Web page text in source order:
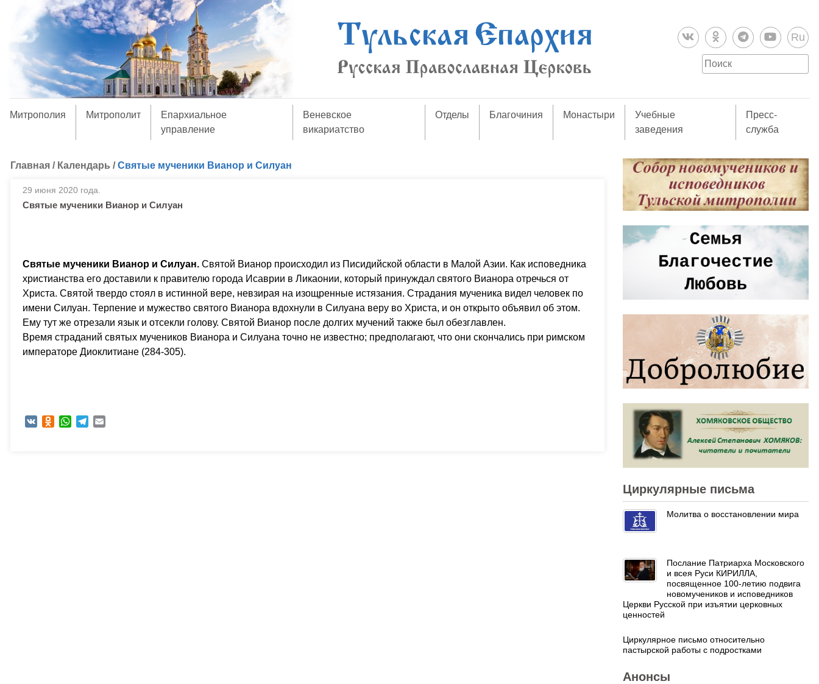
Ru
Митрополия Митрополит
Епархиальное
управление
Веневское
викариатство
Отделы Благочиния Монастыри
Учебные
заведения
Пресс-
служба
Главная / Календарь /Святые мученики Вианор и Силуан
29 июня 2020 года.
Святые мученики Вианор и Силуан
Святые мученики Вианор и Силуан. Святой Вианор происходил из Писидийской области в Малой Азии. Как исповедника
христианства его доставили к правителю города Исаврии в Ликаонии, который принуждал святого Вианора отречься от
Христа. Святой твердо стоял в истинной вере, невзирая на изощренные истязания. Страдания мученика видел человек по
имени Силуан. Терпение и мужество святого Вианора вдохнули в Силуана веру во Христа, и он открыто объявил об этом.
Ему тут же отрезали язык и отсекли голову. Святой Вианор после долгих мучений также был обезглавлен.
Время страданий святых мучеников Вианора и Силуана точно не известно; предполагают, что они скончались при римском
императоре Диоклитиане (284-305).
VK Odnoklassniki
WhatsAppTelegram
Циркулярные письма
Молитва о восстановлении мира
Послание Патриарха Московского
и всея Руси КИРИЛЛА,
посвященное 100-летию подвига
новомучеников и исповедников
Церкви Русской при изъятии церковных
ценностей
Циркулярное письмо относительно
пастырской работы с подростками
Анонсы